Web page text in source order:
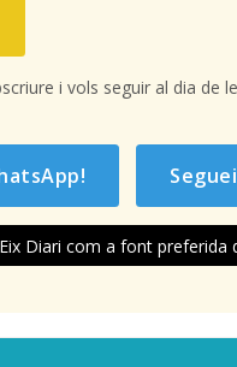
i vols seguir al dia de
Diari com a font